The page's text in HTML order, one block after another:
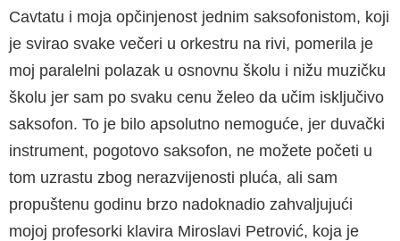
Cavtatu i moja opčinjenost jednim saksofonistom, koji
je svirao svake večeri u orkestru na rivi, pomerila je
moj paralelni polazak u osnovnu školu i nižu muzičku
školu jer sam po svaku cenu želeo da učim isključivo
saksofon. To je bilo apsolutno nemoguće, jer duvački
instrument, pogotovo saksofon, ne možete početi u
tom uzrastu zbog nerazvijenosti pluća, ali sam
propuštenu godinu brzo nadoknadio zahvaljujući
mojoj profesorki klavira Miroslavi Petrović, koja je